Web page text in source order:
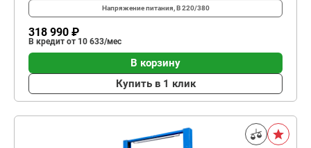
Напряжение питания, В220/380
318 990 ₽
В кредит от 10 633/мес
В корзину
Купить в 1 клик